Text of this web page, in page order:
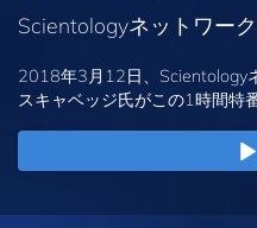
Scientologyネットワー
2018年3月12日、Scientology
スキャベッジ氏がこの1時間特